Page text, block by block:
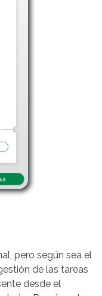
pero según sea el
de las tareas
desde el